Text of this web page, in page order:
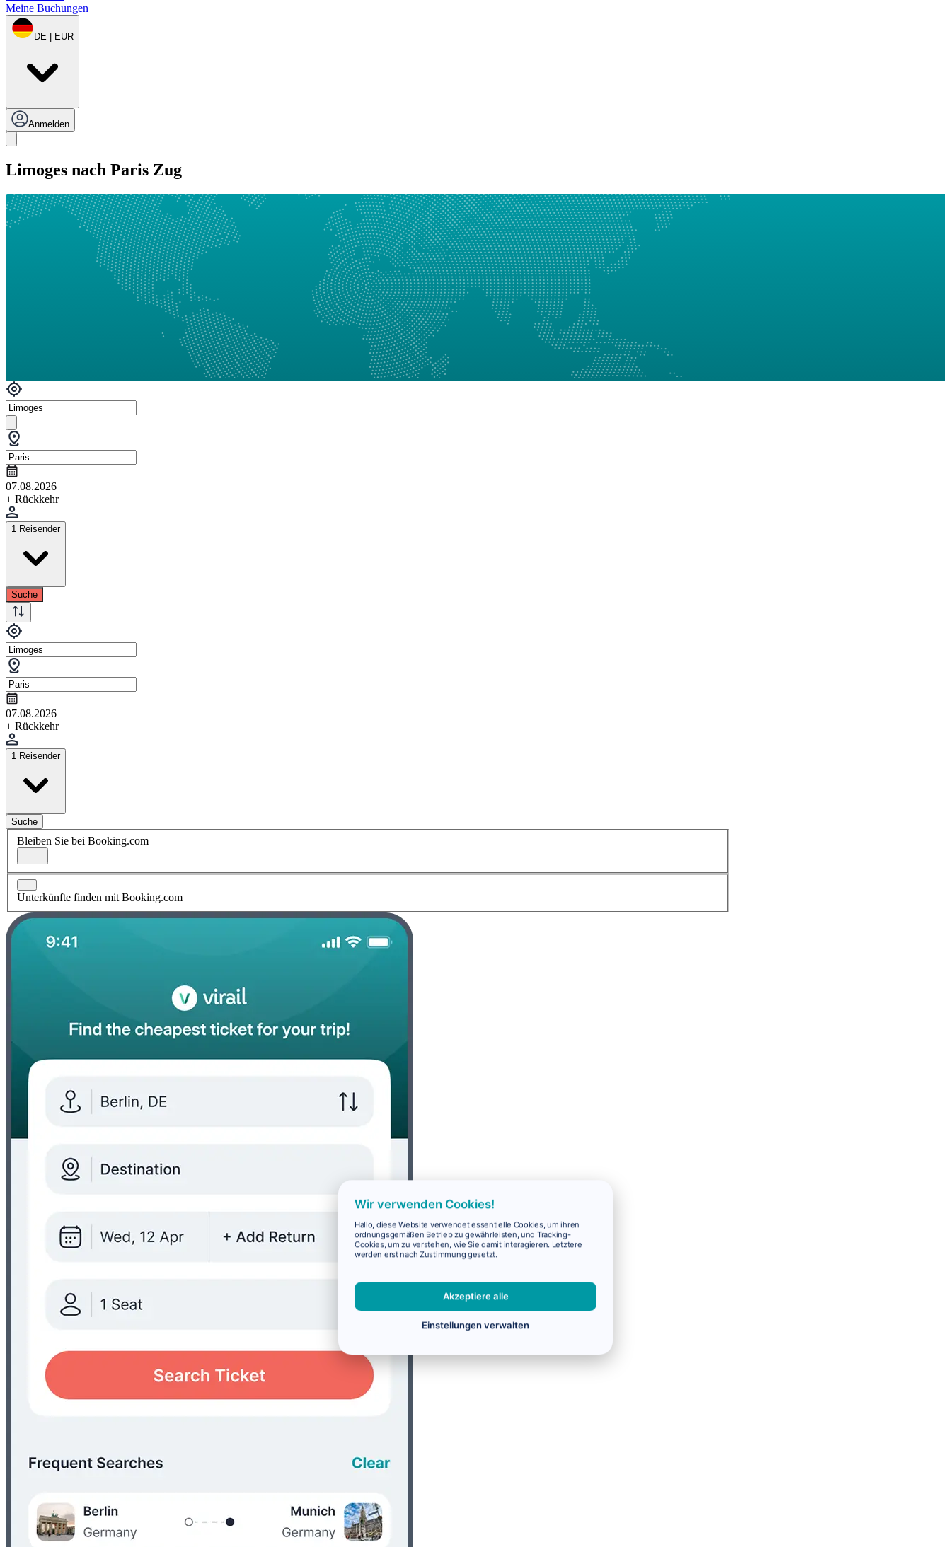
Meine Buchungen
DE | EUR
Anmelden
Limoges nach Paris Zug
07.08.2026
+ Rückkehr
1 Reisender
Suche
07.08.2026
+ Rückkehr
1 Reisender
Suche
Bleiben Sie bei Booking.com
Unterkünfte finden mit Booking.com
Wir verwenden Cookies!
Hallo, diese Website verwendet essentielle Cookies, um ihren
ordnungsgemäßen Betrieb zu gewährleisten, und Tracking-
Cookies, um zu verstehen, wie Sie damit interagieren. Letztere
werden erst nach Zustimmung gesetzt.
Akzeptiere alle
Einstellungen verwalten